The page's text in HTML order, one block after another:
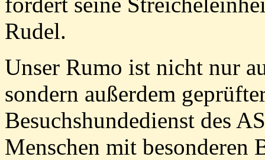
Rudel.
Unser Rumo ist nicht nur
sondern außerdem
Besuchshundedienst des
Menschen mit besonderen